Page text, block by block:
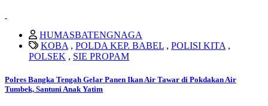
HUMASBATENGNAGA
KOBA , POLDA KEP. BABEL , POLISI KITA ,
POLSEK , SIE PROPAM
Polres Bangka Tengah Gelar Panen Ikan Air Tawar di Pokdakan Air
Tumbek, Santuni Anak Yatim